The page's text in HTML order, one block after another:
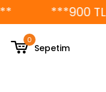
***900 TL
0
Sepetim